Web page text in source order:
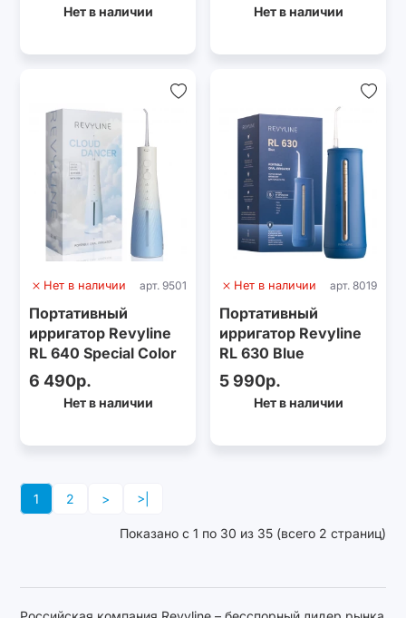
Нет в наличии Нет в наличии
Нет в наличии арт. 9501
Портативный
ирригатор Revyline
RL 640 Special Color
Edition Cloud Dancer
6 490р.
Нет в наличии
Нет в наличии арт. 8019
Портативный
ирригатор Revyline
RL 630 Blue
5 990р.
Нет в наличии
1 2 > >|
Показано с 1 по 30 из 35 (всего 2 страниц)